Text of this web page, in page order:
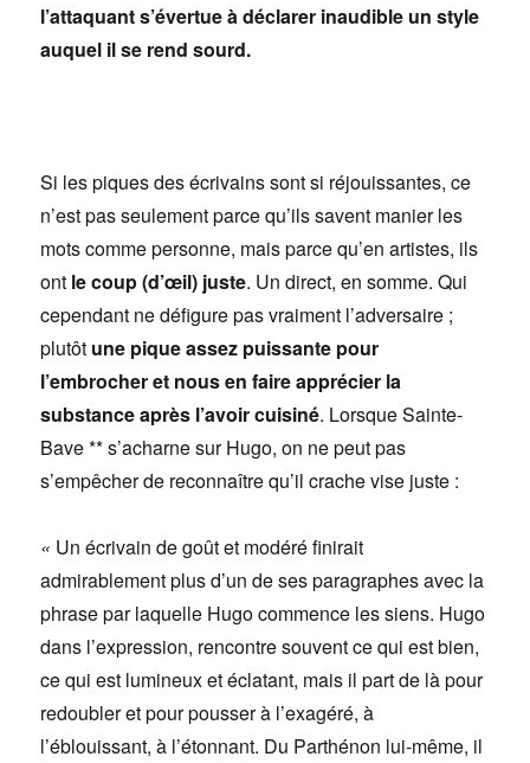
l’attaquant s’évertue à déclarer inaudible un style
auquel il se rend sourd.
Si les piques des écrivains sont si réjouissantes, ce
n’est pas seulement parce qu’ils savent manier les
mots comme personne, mais parce qu’en artistes, ils
ont le coup (d’œil) juste. Un direct, en somme. Qui
cependant ne défigure pas vraiment l’adversaire ;
plutôt une pique assez puissante pour
l’embrocher et nous en faire apprécier la
substance après l’avoir cuisiné. Lorsque Sainte-
Bave ** s’acharne sur Hugo, on ne peut pas
s’empêcher de reconnaître qu’il crache vise juste :
« Un écrivain de goût et modéré finirait
admirablement plus d’un de ses paragraphes avec la
phrase par laquelle Hugo commence les siens. Hugo
dans l’expression, rencontre souvent ce qui est bien,
ce qui est lumineux et éclatant, mais il part de là pour
redoubler et pour pousser à l’exagéré, à
l’éblouissant, à l’étonnant. Du Parthénon lui-même, il